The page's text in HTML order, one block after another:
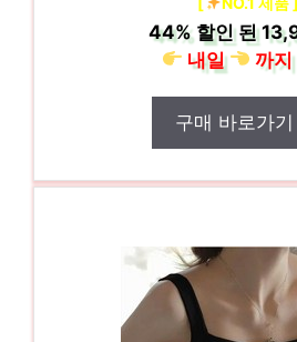
44%할인 된
내일
까지
구매 바로가기